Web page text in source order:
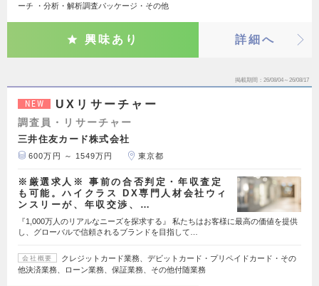
ーチ ・分析・解析調査パッケージ・その他
興味あり 詳細へ
掲載期間 26/08/04～26/08/17
NEW UXリサーチャー
調査員・リサーチャー
三井住友カード株式会社
600万円 ～ 1549万円 東京都
※厳選求人※ 事前の合否判定・年収査定
も可能。ハイクラス DX専門人材会社ウィ
ンスリーが、年収交渉、…
『1,000万人のリアルなニーズを探求する』 私たちはお客様に最高の価値を提供
し、グローバルで信頼されるブランドを目指して…
会社概要
クレジットカード業務、デビットカード・プリペイドカード・その
他決済業務、ローン業務、保証業務、その他付随業務